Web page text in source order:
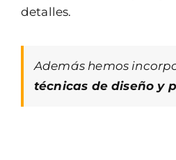
detalles.
Además hemos
técnicas de diseño y